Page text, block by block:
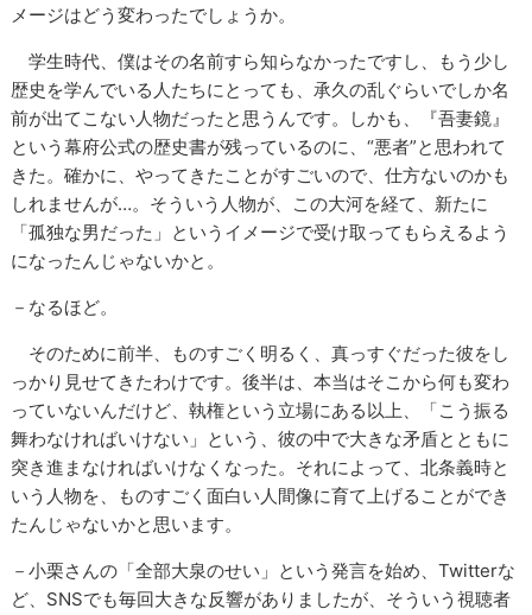
メージはどう変わったでしょうか。
学生時代、僕はその名前すら知らなかったですし、もう少し
歴史を学んでいる人たちにとっても、承久の乱ぐらいでしか名
前が出てこない人物だったと思うんです。しかも、『吾妻鏡』
という幕府公式の歴史書が残っているのに、“悪者”と思われて
きた。確かに、やってきたことがすごいので、仕方ないのかも
しれませんが…。そういう人物が、この大河を経て、新たに
「孤独な男だった」というイメージで受け取ってもらえるよう
になったんじゃないかと。
－なるほど。
そのために前半、ものすごく明るく、真っすぐだった彼をし
っかり見せてきたわけです。後半は、本当はそこから何も変わ
っていないんだけど、執権という立場にある以上、「こう振る
舞わなければいけない」という、彼の中で大きな矛盾とともに
突き進まなければいけなくなった。それによって、北条義時と
いう人物を、ものすごく面白い人間像に育て上げることができ
たんじゃないかと思います。
－小栗さんの「全部大泉のせい」という発言を始め、Twitterな
ど、SNSでも毎回大きな反響がありましたが、そういう視聴者